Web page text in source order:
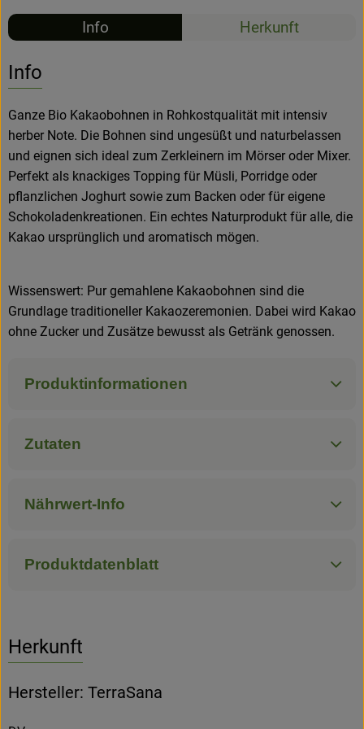
Info Herkunft
Info
Ganze Bio Kakaobohnen in Rohkostqualität mit intensiv
herber Note. Die Bohnen sind ungesüßt und naturbelassen
und eignen sich ideal zum Zerkleinern im Mörser oder Mixer.
Perfekt als knackiges Topping für Müsli, Porridge oder
pflanzlichen Joghurt sowie zum Backen oder für eigene
Schokoladenkreationen. Ein echtes Naturprodukt für alle, die
Kakao ursprünglich und aromatisch mögen.
Wissenswert: Pur gemahlene Kakaobohnen sind die
Grundlage traditioneller Kakaozeremonien. Dabei wird Kakao
ohne Zucker und Zusätze bewusst als Getränk genossen.
Produktinformationen
Zutaten
Nährwert-Info
Produktdatenblatt
Herkunft
Hersteller: TerraSana